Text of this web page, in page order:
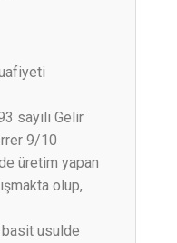
sayılı Gelir
9/10
üretim yapan
olup,
basit usulde